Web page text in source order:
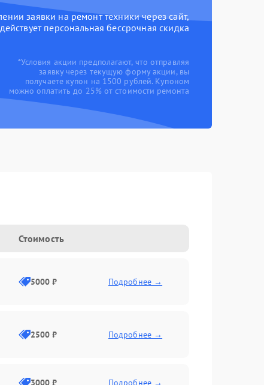
заявки на ремонт техники через сайт,
действует персональная бессрочная скидка
*Условия акции предполагают, что отправляя
заявку через текущую форму акции, вы
получаете купон на 1500 рублей. Купоном
можно оплатить до 25% от стоимости ремонта
Стоимость
5000 ₽ Подробнее →
2500 ₽ Подробнее →
3000 ₽ Подробнее →